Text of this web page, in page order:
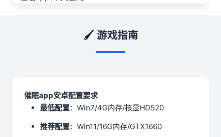
🖌️ 游戏指南
催眠app安卓配置要求
​最低配置​​：Win7/4G内存/核显HD520
​推荐配置​​：Win11/16G内存/GTX1660